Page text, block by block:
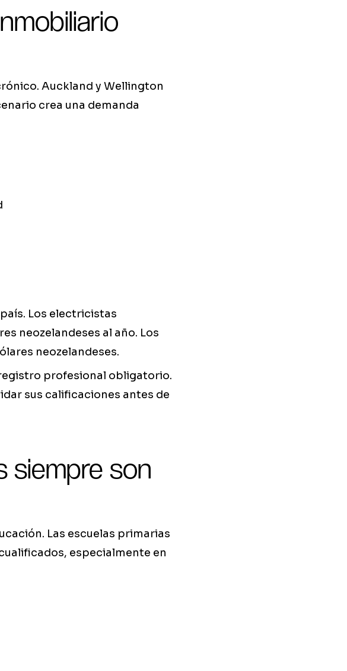
Auckland y Wellington
crea una demanda
Los electricistas
neozelandeses al año. Los
neozelandeses.
profesional obligatorio.
sus calificaciones antes de
siempre son
Las escuelas primarias
especialmente en